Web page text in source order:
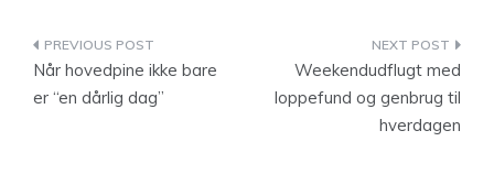
Indlægsnavigation
Når hovedpine ikke bare
er “en dårlig dag”
Weekendudflugt med
loppefund og genbrug til
hverdagen